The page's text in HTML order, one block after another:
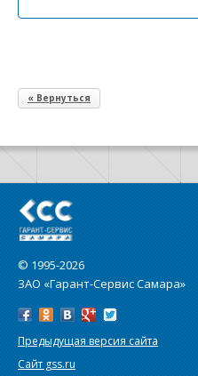
« Вернуться
© 1995-2026
ЗАО «Гарант-Сервис Самара»
Предыдущая версия сайта
Сайт gss.ru